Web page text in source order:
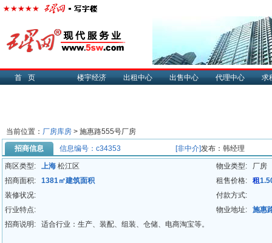
首页 楼宇经济 出租中心 出售中心 代理中心 求
当前位置： 厂房库房 > 施惠路555号厂房
招商信息
信息编号：c34353 [非中介]发布：韩经理
商区类型: 上海 松江区 物业类型:
厂房
招商面积:
1381㎡建筑面积 租售价格: 租
装修状况:
付款方式:
行业特点:
物业地址:
施惠
招商说明:
适合行业：生产、装配、组装、仓储、电商淘宝等。